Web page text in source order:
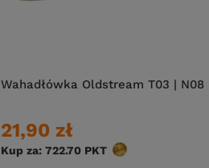
Wahadłówka Oldstream T03 | N08
21,90 zł
Kup za: 722.70 PKT punktów